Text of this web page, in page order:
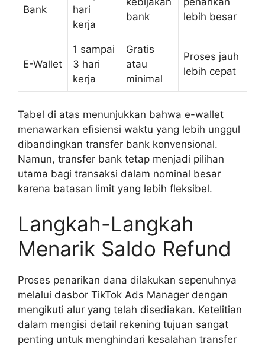
Bank
hari
kerja
bank
lebih besar
E-Wallet
1 sampai
3 hari
kerja
Gratis
atau
minimal
Proses jauh
lebih cepat
Tabel di atas menunjukkan bahwa e-wallet
menawarkan efisiensi waktu yang lebih unggul
dibandingkan transfer bank konvensional.
Namun, transfer bank tetap menjadi pilihan
utama bagi transaksi dalam nominal besar
karena batasan limit yang lebih fleksibel.
Langkah-Langkah
Menarik Saldo Refund
Proses penarikan dana dilakukan sepenuhnya
melalui dasbor TikTok Ads Manager dengan
mengikuti alur yang telah disediakan. Ketelitian
dalam mengisi detail rekening tujuan sangat
penting untuk menghindari kesalahan transfer